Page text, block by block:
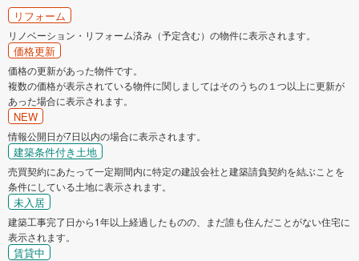
リフォーム
リノベーション・リフォーム済み（予定含む）の物件に表示されます。
価格更新
価格の更新があった物件です。
複数の価格が表示されている物件に関しましてはそのうちの１つ以上に更新が
あった場合に表示されます。
NEW
情報公開日が7日以内の場合に表示されます。
建築条件付き土地
売買契約にあたって一定期間内に特定の建設会社と建築請負契約を結ぶことを
条件にしている土地に表示されます。
未入居
建築工事完了日から1年以上経過したものの、まだ誰も住んだことがない住宅に
表示されます。
賃貸中